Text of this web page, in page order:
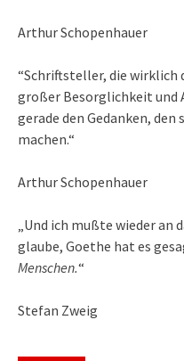
Arthur Schopenhauer
“Schriftsteller, die wirklich
großer Besorglichkeit und
gerade den Gedanken,
machen.“
Arthur Schopenhauer
„Und ich mußte wieder an
glaube, Goethe hat es
Menschen.“
Stefan Zweig